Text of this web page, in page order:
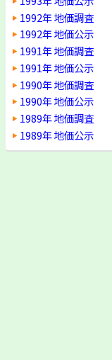
1992年 地価調査
1992年 地価公示
1991年 地価調査
1991年 地価公示
1990年 地価調査
1990年 地価公示
1989年 地価調査
1989年 地価公示